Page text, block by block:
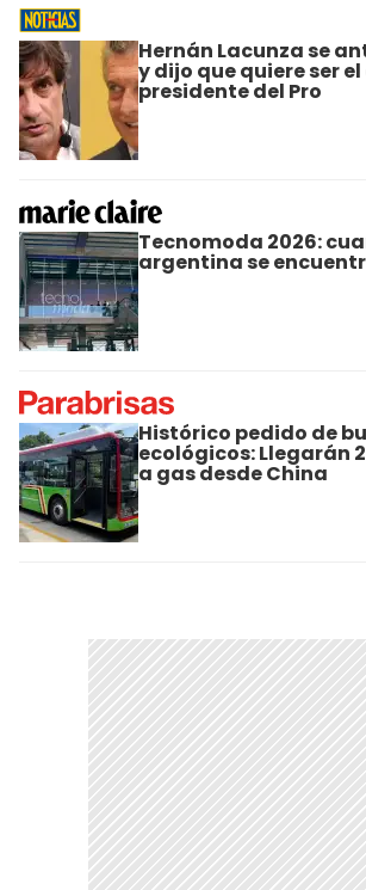
Hernán Lacunza se
y dijo que quiere ser
presidente del Pro
Tecnomoda 2026:
argentina se
Histórico pedido de
ecológicos: Llegarán
a gas desde China